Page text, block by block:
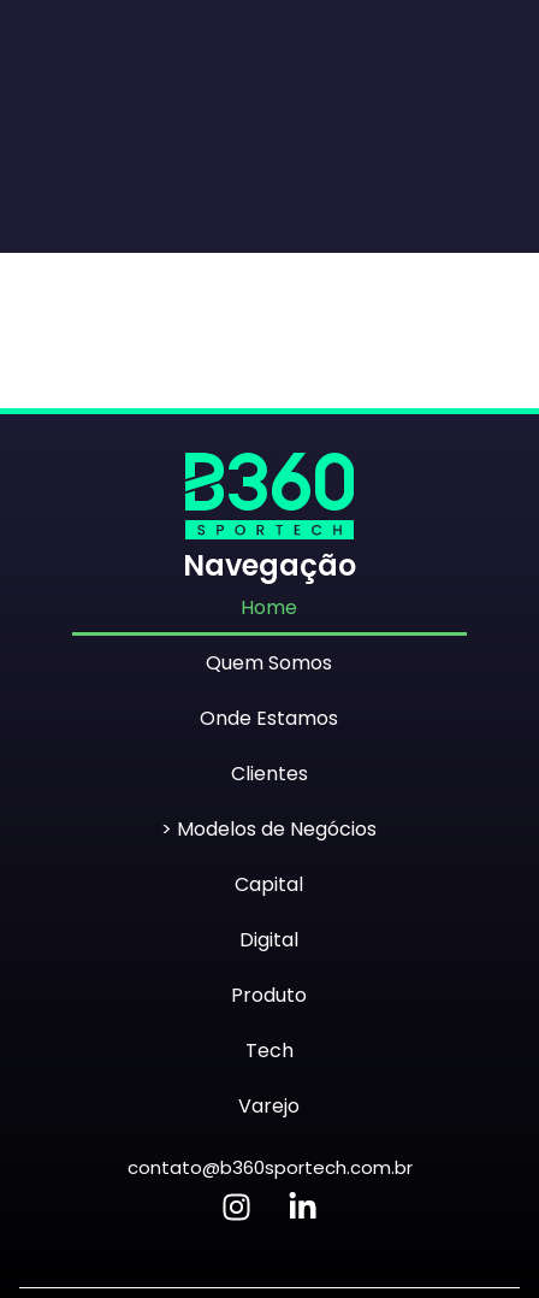
Navegação
Home
Quem Somos
Onde Estamos
Clientes
> Modelos de Negócios
Capital
Digital
Produto
Tech
Varejo
contato@b360sportech.com.br